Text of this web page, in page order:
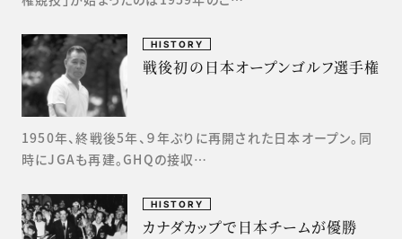
HISTORY
戦後初の日本オープンゴルフ選手権
1950年、終戦後5年、９年ぶりに再開された日本オープン。同
時にJGAも再建。GHQの接収…
HISTORY
カナダカップで日本チームが優勝